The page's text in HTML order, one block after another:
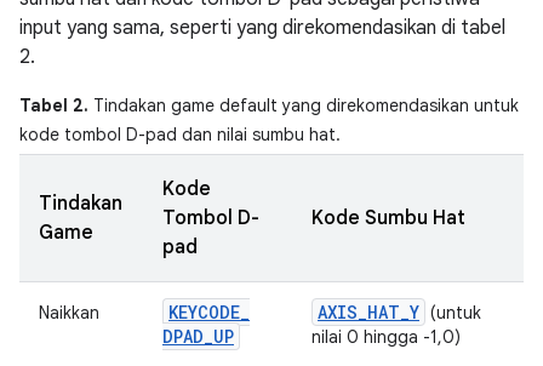
input yang sama, seperti yang direkomendasikan di tabel
2.
Tabel 2. Tindakan game default yang direkomendasikan untuk
kode tombol D-pad dan nilai sumbu hat.
Tindakan
Game
Kode
Tombol D-
pad
Kode Sumbu Hat
Naikkan KEYCODE_
DPAD_UP
AXIS_HAT_Y (untuk
nilai 0 hingga -1,0)